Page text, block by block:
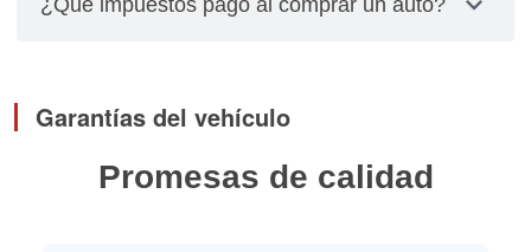
relacionados con placas, cambios de propietarios
¿Qué impuestos pago al comprar un auto?
tomando en cuenta el año del modelo del vehículo
Garantías del vehículo
Promesas de calidad